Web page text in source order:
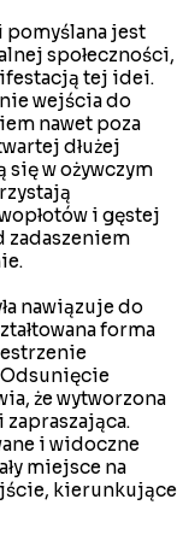
jest
społeczności,
tej idei.
wejścia do
nawet poza
dłużej
w ożywczym
i gęstej
zadaszeniem
nawiązuje do
forma
Odsunięcie
że wytworzona
i widoczne
miejsce na
kierunkujące